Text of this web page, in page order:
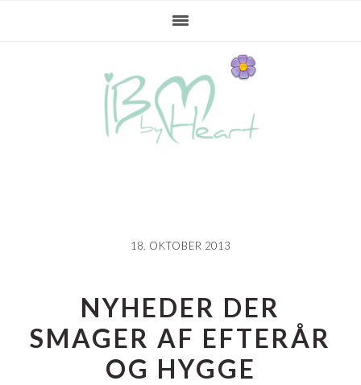
18. OKTOBER 2013
NYHEDER DER
SMAGER AF EFTERÅR
OG HYGGE